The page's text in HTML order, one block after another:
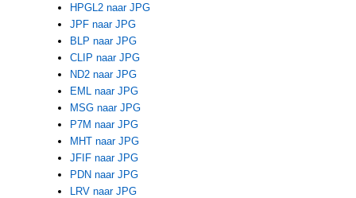
HPGL2 naar JPG
JPF naar JPG
BLP naar JPG
CLIP naar JPG
ND2 naar JPG
EML naar JPG
MSG naar JPG
P7M naar JPG
MHT naar JPG
JFIF naar JPG
PDN naar JPG
LRV naar JPG